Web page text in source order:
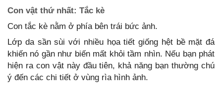
Con vật thứ nhất: Tắc kè
Con tắc kè nằm ở phía bên trái bức ảnh.
Lớp da sần sùi với nhiều họa tiết giống hệt bề mặt đá
khiến nó gần như biến mất khỏi tầm nhìn. Nếu bạn phát
hiện ra con vật này đầu tiên, khả năng bạn thường chú
ý đến các chi tiết ở vùng rìa hình ảnh.